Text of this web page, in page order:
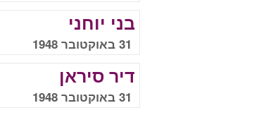
בני יוחני
31 באוקטובר 1948
דיר סיראן
31 באוקטובר 1948